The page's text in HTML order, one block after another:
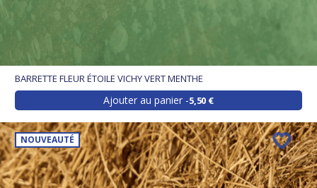
BARRETTE FLEUR ÉTOILE VICHY VERT MENTHE
Ajouter au panier 5,50 €
NOUVEAUTÉ